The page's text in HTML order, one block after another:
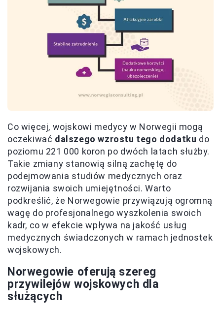
Co więcej, wojskowi medycy w Norwegii mogą
oczekiwać dalszego wzrostu tego dodatku do
poziomu 221 000 koron po dwóch latach służby.
Takie zmiany stanowią silną zachętę do
podejmowania studiów medycznych oraz
rozwijania swoich umiejętności. Warto
podkreślić, że Norwegowie przywiązują ogromną
wagę do profesjonalnego wyszkolenia swoich
kadr, co w efekcie wpływa na jakość usług
medycznych świadczonych w ramach jednostek
wojskowych.
Norwegowie oferują szereg
przywilejów wojskowych dla
służących